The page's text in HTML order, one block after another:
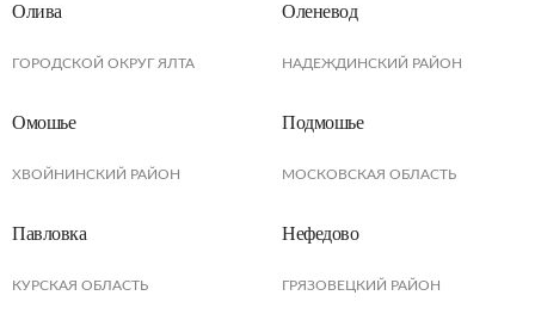
Олива
ГОРОДСКОЙ ОКРУГ ЯЛТА
Оленевод
НАДЕЖДИНСКИЙ РАЙОН
Омошье
ХВОЙНИНСКИЙ РАЙОН
Подмошье
МОСКОВСКАЯ ОБЛАСТЬ
Павловка
КУРСКАЯ ОБЛАСТЬ
Нефедово
ГРЯЗОВЕЦКИЙ РАЙОН